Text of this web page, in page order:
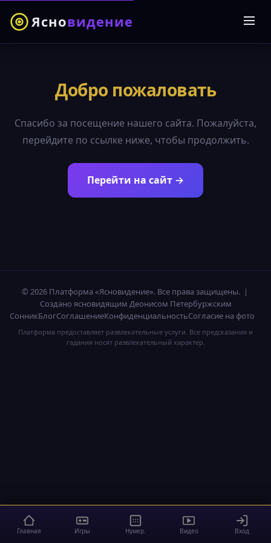
Ясновидение
Добро пожаловать
Спасибо за посещение нашего сайта. Пожалуйста,
перейдите по ссылке ниже, чтобы продолжить.
Перейти на сайт →
© 2026 Платформа «Ясновидение». Все права защищены. |
Создано ясновидящим Деонисом Петербуржским
СонникБлогСоглашениеКонфиденциальностьСогласие на фото
Платформа предоставляет развлекательные услуги. Все предсказания и
гадания носят развлекательный характер.
Главная Игры Нумер. Видео Вход